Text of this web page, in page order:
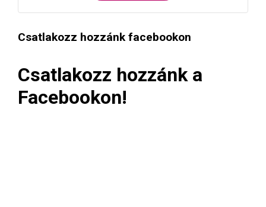
Csatlakozz hozzánk facebookon
Csatlakozz hozzánk a
Facebookon!